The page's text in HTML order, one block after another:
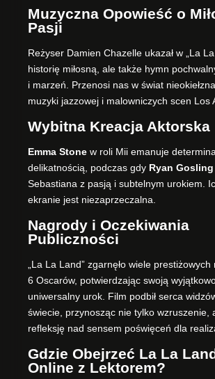
Muzyczna Opowieść o
Pasji
Reżyser Damien Chazelle ukazał w „La
historię miłosną, ale także hymn
i marzeń. Przenosi nas w świat
muzyki jazzowej i malowniczych scen Los
Wybitna Kreacja Aktorska
Emma Stone w roli Mii emanuje
delikatnością, podczas gdy Ryan Gosling
Sebastiana z pasją i subtelnym urokiem.
ekranie jest niezaprzeczalna.
Nagrody i Oczekiwania
Publiczności
„La La Land” zgarnęło wiele
6 Oscarów, potwierdzając swoją
uniwersalny urok. Film podbił serca
świecie, przynosząc nie tylko wzruszenie,
refleksję nad sensem poświęceń dla
Gdzie Obejrzeć La La
Online z Lektorem?